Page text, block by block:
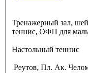
Тренажерный зал,
теннис, ОФП для
Настольный теннис
Реутов, Пл. Ак.